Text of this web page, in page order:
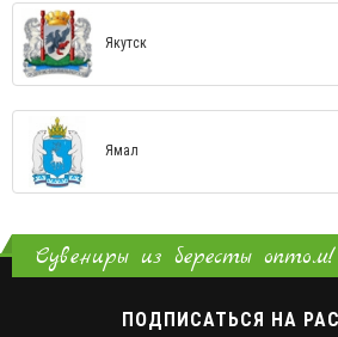
Якутск
Ямал
Сувениры из бересты оптом!
ПОДПИСАТЬСЯ НА